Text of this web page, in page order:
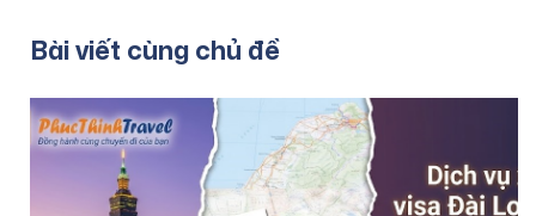
Bài viết cùng chủ đề